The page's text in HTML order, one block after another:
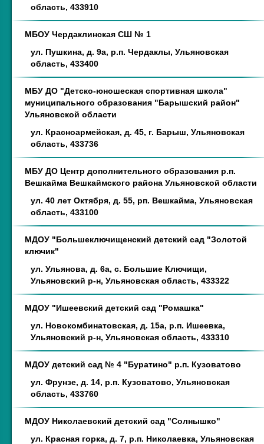
область, 433910
МБОУ Чердаклинская СШ № 1
ул. Пушкина, д. 9а, р.п. Чердаклы, Ульяновская
область, 433400
МБУ ДО "Детско-юношеская спортивная школа"
муниципального образования "Барышский район"
Ульяновской области
ул. Красноармейская, д. 45, г. Барыш, Ульяновская
область, 433736
МБУ ДО Центр дополнительного образования р.п.
Вешкайма Вешкаймского района Ульяновской области
ул. 40 лет Октября, д. 55, рп. Вешкайма, Ульяновская
область, 433100
МДОУ "Большеключищенский детский сад "Золотой
ключик"
ул. Ульянова, д. 6а, с. Большие Ключищи,
Ульяновский р-н, Ульяновская область, 433322
МДОУ "Ишеевский детский сад "Ромашка"
ул. Новокомбинатовская, д. 15а, р.п. Ишеевка,
Ульяновский р-н, Ульяновская область, 433310
МДОУ детский сад № 4 "Буратино" р.п. Кузоватово
ул. Фрунзе, д. 14, р.п. Кузоватово, Ульяновская
область, 433760
МДОУ Николаевский детский сад "Солнышко"
ул. Красная горка, д. 7, р.п. Николаевка, Ульяновская